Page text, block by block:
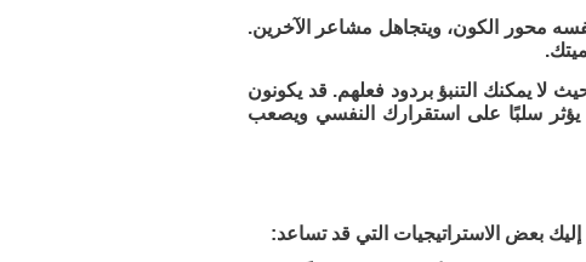
محور الكون، ويتجاهل مشاعر الآخرين.
لا يمكنك التنبؤ بردود فعلهم. قد يكونون
يؤثر سلبًا على استقرارك النفسي ويصعب
إليك بعض الاستراتيجيات التي قد تساعد: